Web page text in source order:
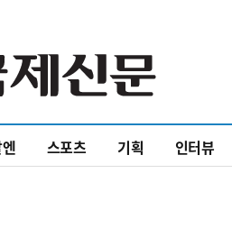
스포츠 기획 인터뷰